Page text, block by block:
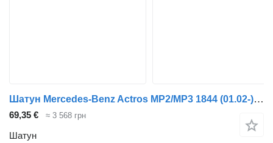
Шатун Mercedes-Benz Actros MP2/MP3 1844 (01.02-) 20060350100 до тягача Mercedes-Benz Actros, Axor MP1, MP2, MP3 (1996-2014)
69,35 € ≈ 3 568 грн
Шатун